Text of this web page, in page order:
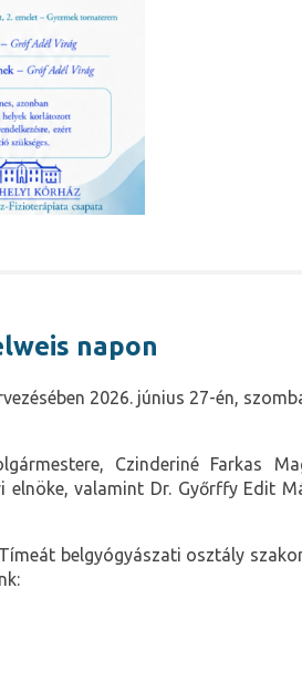
napon
2026. június 27-én,
Czinderiné Farkas
elnöke, valamint Dr. Győrffy Edit
belgyógyászati osztály